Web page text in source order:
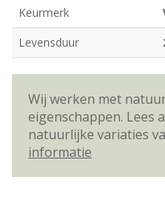
Keurmerk
Levensduur
Wij werken met
eigenschappen. Lees
natuurlijke variaties
informatie